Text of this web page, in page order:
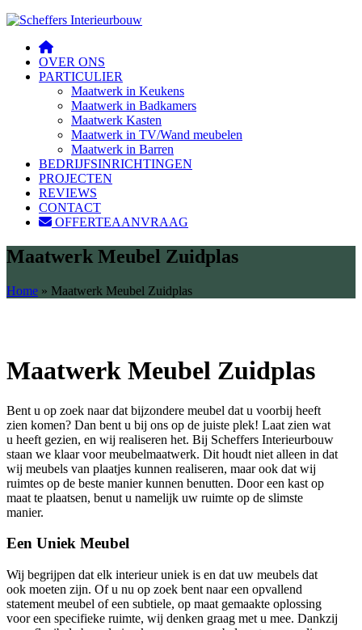
OVER ONS
PARTICULIER
Maatwerk in Keukens
Maatwerk in Badkamers
Maatwerk Kasten
Maatwerk in TV/Wand meubelen
Maatwerk in Barren
BEDRIJFSINRICHTINGEN
PROJECTEN
REVIEWS
CONTACT
OFFERTEAANVRAAG
Maatwerk Meubel Zuidplas
Home » Maatwerk Meubel Zuidplas
Maatwerk Meubel Zuidplas
Bent u op zoek naar dat bijzondere meubel dat u voorbij heeft
zien komen? Dan bent u bij ons op de juiste plek! Laat zien wat
u heeft gezien, en wij realiseren het. Bij Scheffers Interieurbouw
staan we klaar voor meubelmaatwerk. Dit houdt niet alleen in dat
wij meubels van plaatjes kunnen realiseren, maar ook dat wij
ruimtes op de beste manier kunnen benutten. Door een kast op
maat te plaatsen, benut u namelijk uw ruimte op de slimste
manier.
Een Uniek Meubel
Wij begrijpen dat elk interieur uniek is en dat uw meubels dat
ook moeten zijn. Of u nu op zoek bent naar een opvallend
statement meubel of een subtiele, op maat gemaakte oplossing
voor een specifieke ruimte, wij denken graag met u mee. Dankzij